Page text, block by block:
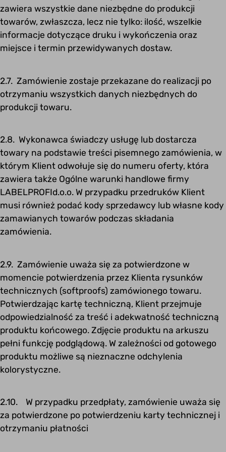
zawiera wszystkie dane niezbędne do produkcji
towarów, zwłaszcza, lecz nie tylko: ilość, wszelkie
informacje dotyczące druku i wykończenia oraz
miejsce i termin przewidywanych dostaw.
2.7. Zamówienie zostaje przekazane do realizacji po
otrzymaniu wszystkich danych niezbędnych do
produkcji towaru.
2.8. Wykonawca świadczy usługę lub dostarcza
towary na podstawie treści pisemnego zamówienia, w
którym Klient odwołuje się do numeru oferty, która
zawiera także Ogólne warunki handlowe firmy
LABELPROFId.o.o. W przypadku przedruków Klient
musi również podać kody sprzedawcy lub własne kody
zamawianych towarów podczas składania
zamówienia.
2.9. Zamówienie uważa się za potwierdzone w
momencie potwierdzenia przez Klienta rysunków
technicznych (softproofs) zamówionego towaru.
Potwierdzając kartę techniczną, Klient przejmuje
odpowiedzialność za treść i adekwatność techniczną
produktu końcowego. Zdjęcie produktu na arkuszu
pełni funkcję podglądową. W zależności od gotowego
produktu możliwe są nieznaczne odchylenia
kolorystyczne.
2.10. W przypadku przedpłaty, zamówienie uważa się
za potwierdzone po potwierdzeniu karty technicznej i
otrzymaniu płatności